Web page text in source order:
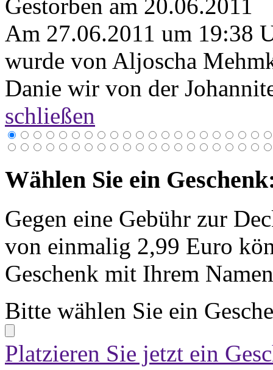
Gestorben am 20.06.2011
Am 27.06.2011 um 19:38
wurde von Aljoscha
Danie wir von der
schließen
Wählen Sie ein
Gegen eine Gebühr zur
von einmalig 2,99 Euro
Geschenk mit Ihrem
Bitte wählen Sie ein
Platzieren Sie jetzt ein